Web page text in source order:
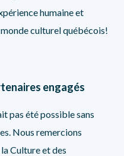
humaine et
culturel québécois!
engagés
pas été possible sans
Nous remercions
Culture et des